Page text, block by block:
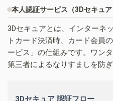
本人認証サービス（3Dセキュ
3Dセキュアとは、インターネ
トカード決済時、カード会員
ービス」の仕組みです。ワン
第三者によるなりすましを防
3Dセキュア 認証フロー